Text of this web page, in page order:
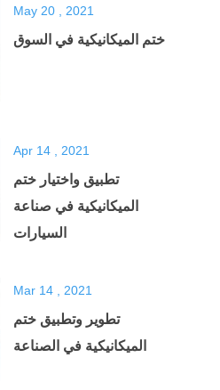
May 20 , 2021
ختم الميكانيكية في السوق
Apr 14 , 2021
تطبيق واختيار ختم
الميكانيكية في صناعة
السيارات
Mar 14 , 2021
تطوير وتطبيق ختم
الميكانيكية في الصناعة